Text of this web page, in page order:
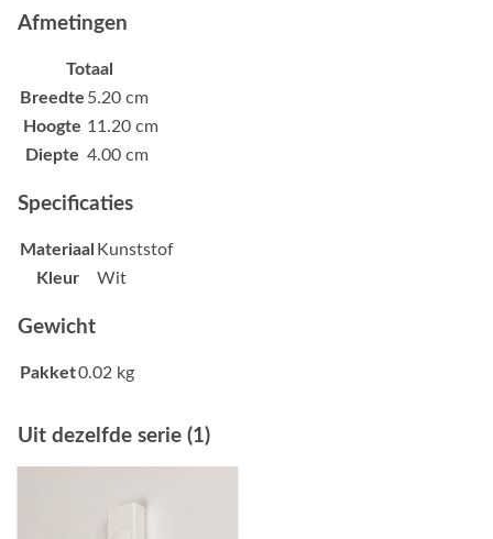
Afmetingen
Totaal
Breedte 5.20 cm
Hoogte 11.20 cm
Diepte 4.00 cm
Specificaties
Materiaal Kunststof
Kleur
Wit
Gewicht
Pakket0.02 kg
Uit dezelfde serie (1)